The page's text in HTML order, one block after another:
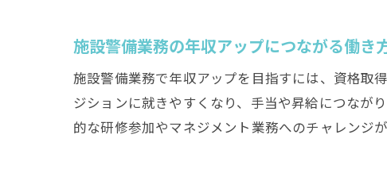
施設警備業務の年収アップにつながる働き
施設警備業務で年収アップを目指すには、資格取
ジションに就きやすくなり、手当や昇給につなが
的な研修参加やマネジメント業務へのチャレンジ